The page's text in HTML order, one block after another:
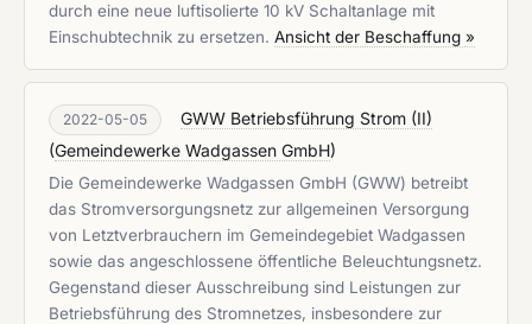
durch eine neue luftisolierte 10 kV Schaltanlage mit
Einschubtechnik zu ersetzen. Ansicht der Beschaffung »
2022-05-05
GWW Betriebsführung Strom (II)
(Gemeindewerke Wadgassen GmbH)
Die Gemeindewerke Wadgassen GmbH (GWW) betreibt
das Stromversorgungsnetz zur allgemeinen Versorgung
von Letztverbrauchern im Gemeindegebiet Wadgassen
sowie das angeschlossene öffentliche Beleuchtungsnetz.
Gegenstand dieser Ausschreibung sind Leistungen zur
Betriebsführung des Stromnetzes, insbesondere zur